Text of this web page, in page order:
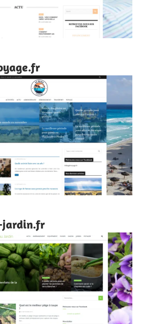
jardin.fr